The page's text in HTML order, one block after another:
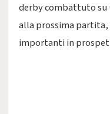
derby combattuto su
alla prossima
importanti in